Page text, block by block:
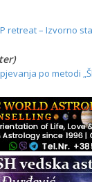
retreat – Izvorno
po metodi
Pomagači iz drugih
sve